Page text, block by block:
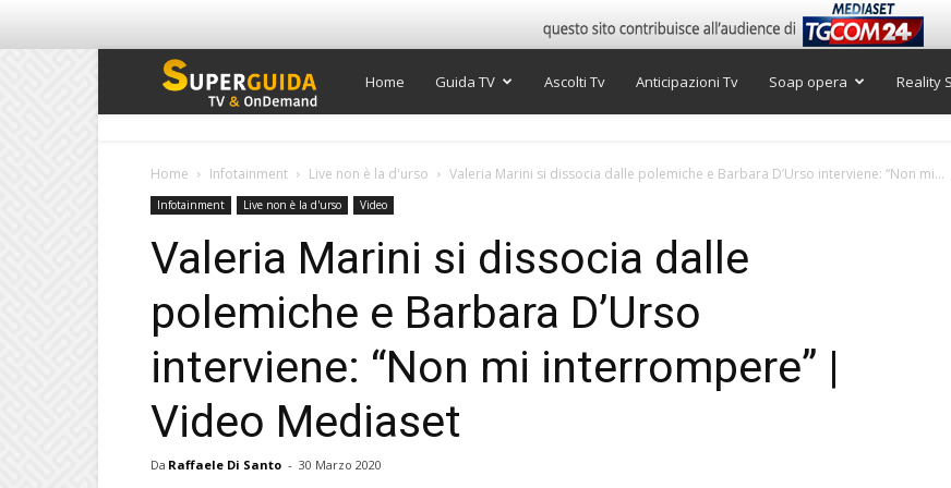
Super
TV
Home Guida TV Ascolti Tv Anticipazioni Tv Soap opera Reality
Home Infotainment Live non è la d'urso Valeria Marini si dissocia dalle polemiche e Barbara D’Urso interviene: “Non mi...
Infotainment Live non è la d'urso Video
Valeria Marini si dissocia dalle
polemiche e Barbara D’Urso
interviene: “Non mi interrompere” |
Video Mediaset
Da Raffaele Di Santo - 30 Marzo 2020